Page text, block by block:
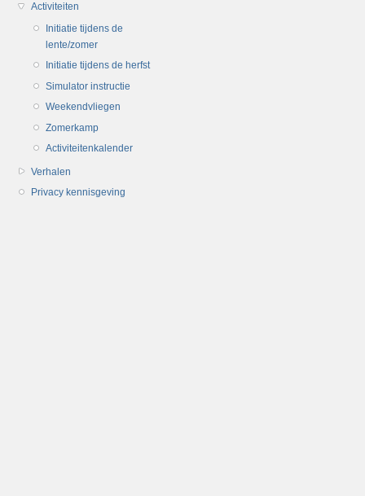
Activiteiten
Initiatie tijdens de
lente/zomer
Initiatie tijdens de herfst
Simulator instructie
Weekendvliegen
Zomerkamp
Activiteitenkalender
Verhalen
Privacy kennisgeving